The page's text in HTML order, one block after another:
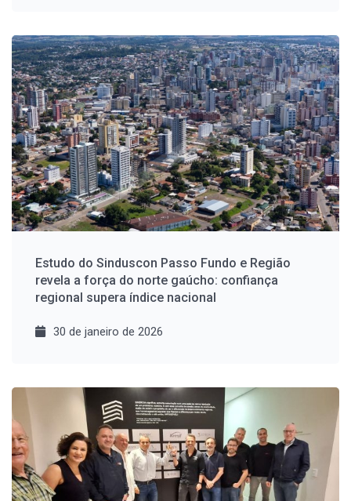
Estudo do Sinduscon Passo Fundo e Região
revela a força do norte gaúcho: confiança
regional supera índice nacional
30 de janeiro de 2026